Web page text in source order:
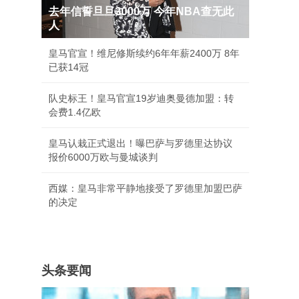
去年信誓旦旦3000万 今年NBA查无此
人
皇马官宣！维尼修斯续约6年年薪2400万 8年
已获14冠
队史标王！皇马官宣19岁迪奥曼德加盟：转
会费1.4亿欧
皇马认栽正式退出！曝巴萨与罗德里达协议
报价6000万欧与曼城谈判
西媒：皇马非常平静地接受了罗德里加盟巴萨
的决定
头条要闻